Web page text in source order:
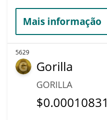
Mais informação
5629
Gorilla
GORILLA
$0.00010831